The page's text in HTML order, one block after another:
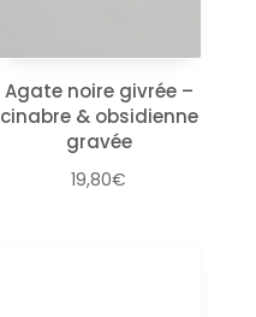
Agate noire givrée –
cinabre & obsidienne
gravée
19,80€